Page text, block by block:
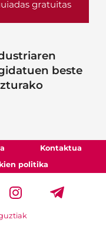
beste
Kontaktua
politika